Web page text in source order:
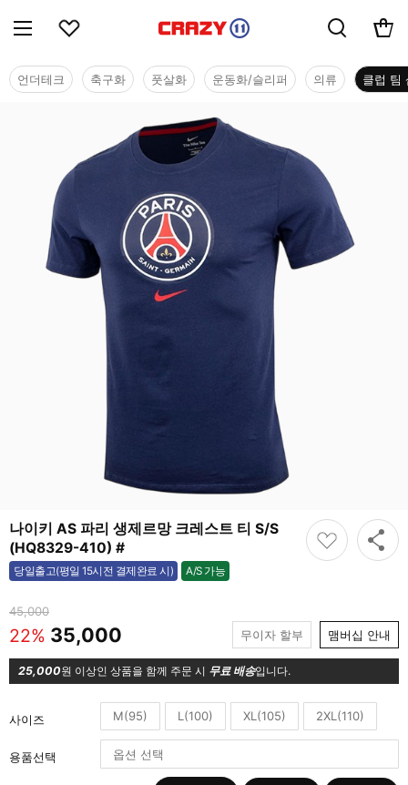
언더테크 축구화 풋살화 운동화/슬리퍼 의류 클럽 팀
나이키 AS 파리 생제르망 크레스트 티 S/S
(HQ8329-410) #
당일출고(평일 15시전 결제완료 시) A/S 가능
가능
45,000
22% 35,000 무이자 할부 맴버십 안내
25,000원 이상인 상품을 함께 주문 시 무료 배송입니다.
사이즈 M(95) L(100) XL(105) 2XL(110)
용품선택